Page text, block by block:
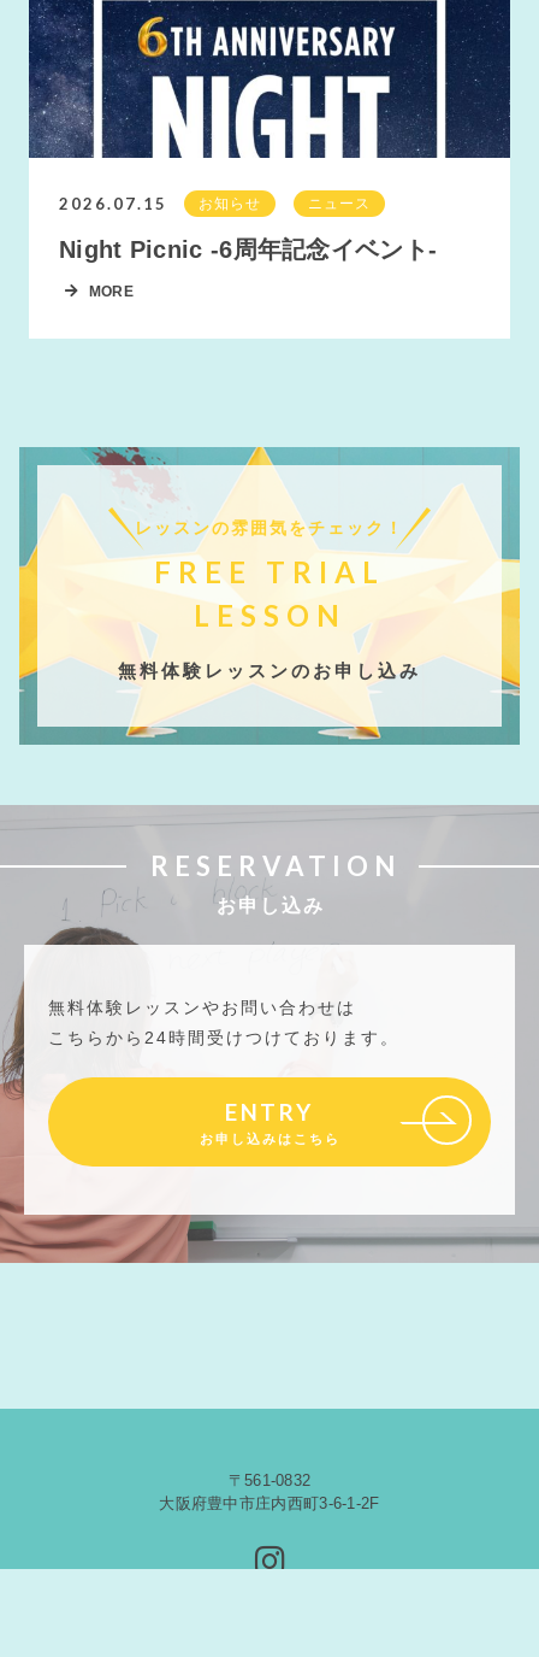
2026.07.15 お知らせ ニュース
Night Picnic -6周年記念イベント-
MORE
レッスンの雰囲気をチェック！
FREE TRIAL
LESSON
無料体験レッスンのお申し込み
RESERVATION
お申し込み
無料体験レッスンやお問い合わせは
こちらから24時間受けつけております。
ENTRY
お申し込みはこちら
〒561-0832
大阪府豊中市庄内西町3-6-1-2F